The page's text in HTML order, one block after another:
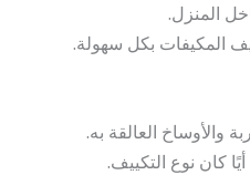
المنزل.
المكيفات بكل سهولة.
العالقة به.
كان نوع التكييف.